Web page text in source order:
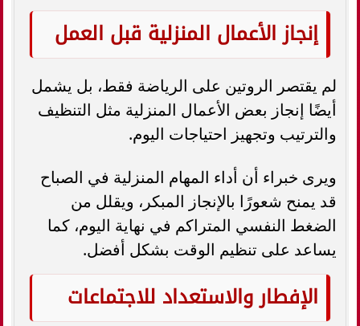
إنجاز الأعمال المنزلية قبل العمل
لم يقتصر الروتين على الرياضة فقط، بل يشمل
أيضًا إنجاز بعض الأعمال المنزلية مثل التنظيف
والترتيب وتجهيز احتياجات اليوم.
ويرى خبراء أن أداء المهام المنزلية في الصباح
قد يمنح شعورًا بالإنجاز المبكر، ويقلل من
الضغط النفسي المتراكم في نهاية اليوم، كما
يساعد على تنظيم الوقت بشكل أفضل.
الإفطار والاستعداد للاجتماعات